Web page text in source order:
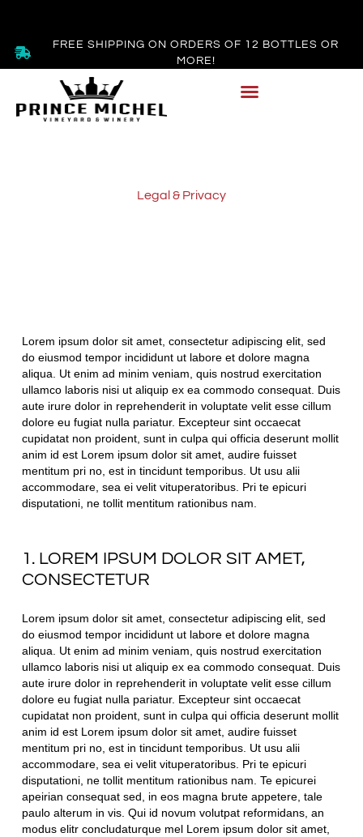
FREE SHIPPING ON ORDERS OF 12 BOTTLES OR
MORE!
Legal & Privacy
Lorem ipsum dolor sit amet, consectetur adipiscing elit, sed
do eiusmod tempor incididunt ut labore et dolore magna
aliqua. Ut enim ad minim veniam, quis nostrud exercitation
ullamco laboris nisi ut aliquip ex ea commodo consequat. Duis
aute irure dolor in reprehenderit in voluptate velit esse cillum
dolore eu fugiat nulla pariatur. Excepteur sint occaecat
cupidatat non proident, sunt in culpa qui officia deserunt mollit
anim id est Lorem ipsum dolor sit amet, audire fuisset
mentitum pri no, est in tincidunt temporibus. Ut usu alii
accommodare, sea ei velit vituperatoribus. Pri te epicuri
disputationi, ne tollit mentitum rationibus nam.
1. LOREM IPSUM DOLOR SIT AMET,
CONSECTETUR
Lorem ipsum dolor sit amet, consectetur adipiscing elit, sed
do eiusmod tempor incididunt ut labore et dolore magna
aliqua. Ut enim ad minim veniam, quis nostrud exercitation
ullamco laboris nisi ut aliquip ex ea commodo consequat. Duis
aute irure dolor in reprehenderit in voluptate velit esse cillum
dolore eu fugiat nulla pariatur. Excepteur sint occaecat
cupidatat non proident, sunt in culpa qui officia deserunt mollit
anim id est Lorem ipsum dolor sit amet, audire fuisset
mentitum pri no, est in tincidunt temporibus. Ut usu alii
accommodare, sea ei velit vituperatoribus. Pri te epicuri
disputationi, ne tollit mentitum rationibus nam. Te epicurei
apeirian consequat sed, in eos magna brute appetere, tale
paulo alterum in vis. Qui id novum volutpat reformidans, an
modus elitr concludaturque mel Lorem ipsum dolor sit amet,